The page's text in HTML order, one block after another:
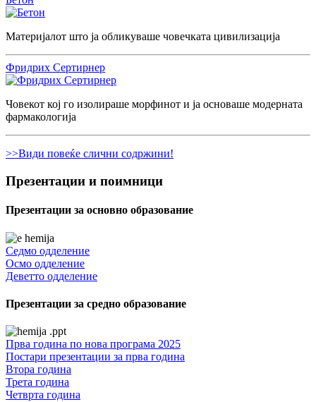
Материјалот што ја обликуваше човечката цивилизација
Фридрих Сертирнер
Човекот кој го изолираше морфинот и ја основаше модерната
фармакологија
>>Види повеќе слични содржини!
Презентации и поимници
Презентации за основно образование
Седмо одделение
Осмо одделение
Деветто одделение
Презентации за средно образование
Прва година по нова програма 2025
Постари презентации за прва година
Втора година
Трета година
Четврта година